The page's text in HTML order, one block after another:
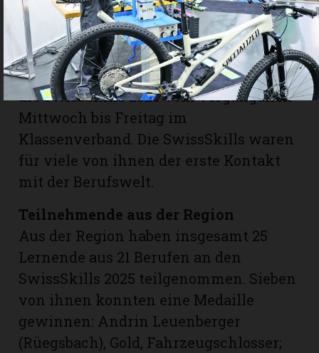
92 Berufen. Unterstützt und bewertet
wurden sie von über 800 Expertinnen
und Experten. Über 65 000
Schülerinnen und Schüler besuch­ten
die SwissSkills 2025 vom vergangenen
Mittwoch bis Freitag im
Klassenverband. Die SwissSkills waren
für viele von ihnen der erste Kontakt
mit der Berufswelt.
Teilnehmende aus der Region
Aus der Region haben insgesamt 25
Lernende aus 21 Berufen an den
SwissSkills 2025 teilgenommen. Sieben
von ihnen konnten eine Medaille
gewinnen: Andrin Leuenberger
(Rüegsbach), Gold, Fahrzeugschlosser;